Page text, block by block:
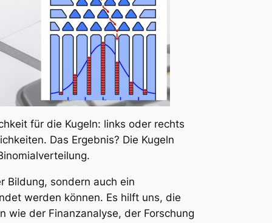
für die Kugeln: links oder rechts
Das Ergebnis? Die Kugeln
Bildung, sondern auch ein
werden können. Es hilft uns, die
wie der Finanzanalyse, der Forschung